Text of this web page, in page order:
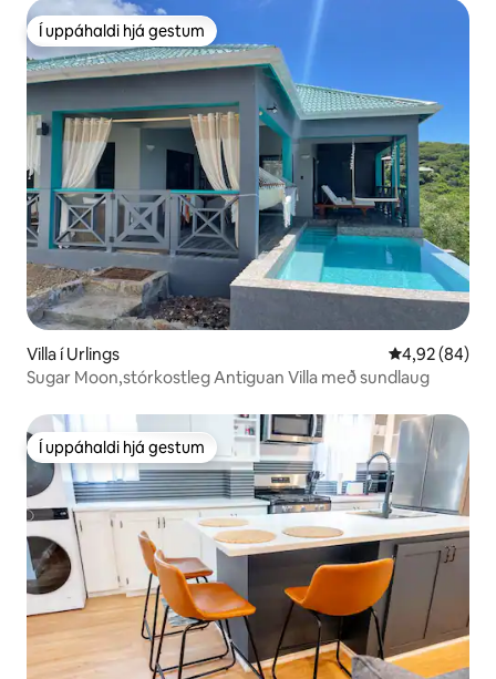
Í uppáhaldi hjá gestum
Í uppáhaldi hjá gestum
Villa í Urlings 4,92 af 5 í
4,92 (84)
Sugar Moon,stórkostleg Antiguan Villa með sundlaug
Í uppáhaldi hjá gestum
Í uppáhaldi hjá gestum